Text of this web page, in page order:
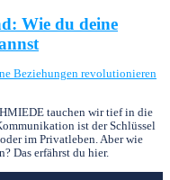
Wie du deine
tauchen wir tief in die
ist der Schlüssel
im Privatleben. Aber wie
Das erfährst du hier.